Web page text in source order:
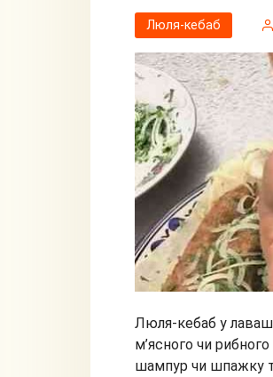
Люля-кебаб
Люля-кебаб у
м’ясного чи
шампур чи шпажку